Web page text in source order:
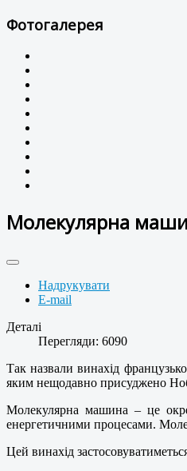
Фотогалерея
Молекулярна
Надрукувати
E-mail
Деталі
Перегляди: 6090
Так назвали винахід
яким нещодавно присуджено
Молекулярна машина – це
енергетичними процесами.
Цей винахід